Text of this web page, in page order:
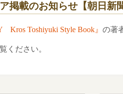
掲載のお知らせ【朝日
Kros Toshiyuki Style Book』 の著
ください。